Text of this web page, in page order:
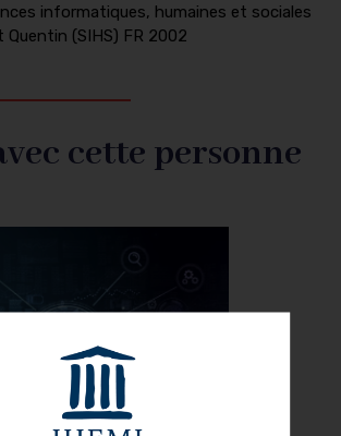
informatiques, humaines et sociales
Quentin (SIHS) FR 2002
cette personne